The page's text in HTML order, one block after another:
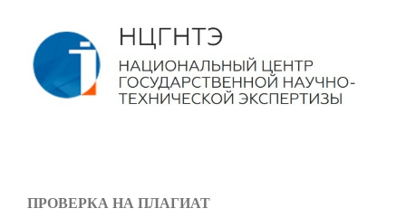
ПРОВЕРКА НА ПЛАГИАТ